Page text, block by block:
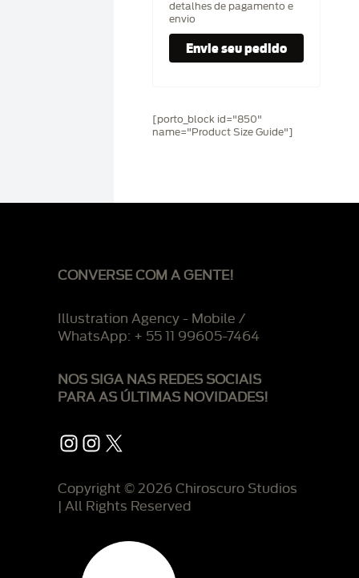
detalhes de pagamento e
envio
[porto_block id="850"
name="Product Size Guide"]
CONVERSE COM A GENTE!
Illustration Agency - Mobile /
WhatsApp: + 55 11 99605-7464
NOS SIGA NAS REDES SOCIAIS
PARA AS ÚLTIMAS NOVIDADES!
Instagram
Instagram
X
Copyright © 2026 Chiroscuro Studios
| All Rights Reserved